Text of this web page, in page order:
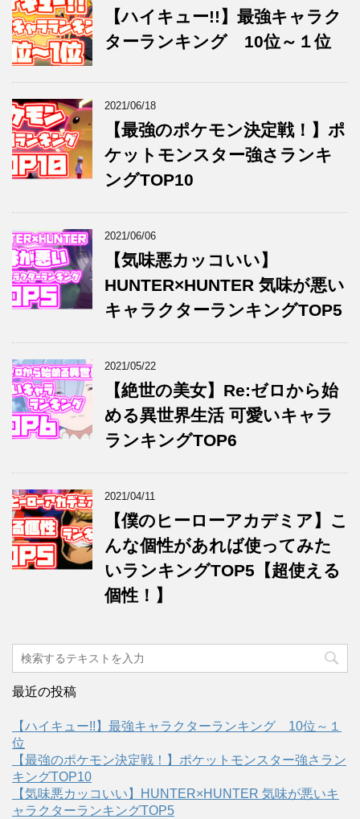
【ハイキュー!!】最強キャラク
ターランキング 10位～１位
2021/06/18
【最強のポケモン決定戦！】ポ
ケットモンスター強さランキ
ングTOP10
2021/06/06
【気味悪カッコいい】
HUNTER×HUNTER 気味が悪い
キャラクターランキングTOP5
2021/05/22
【絶世の美女】Re:ゼロから始
める異世界生活 可愛いキャラ
ランキングTOP6
2021/04/11
【僕のヒーローアカデミア】こ
んな個性があれば使ってみた
いランキングTOP5【超使える
個性！】
最近の投稿
【ハイキュー!!】最強キャラクターランキング 10位～１
位
【最強のポケモン決定戦！】ポケットモンスター強さラン
キングTOP10
【気味悪カッコいい】HUNTER×HUNTER 気味が悪いキ
ャラクターランキングTOP5